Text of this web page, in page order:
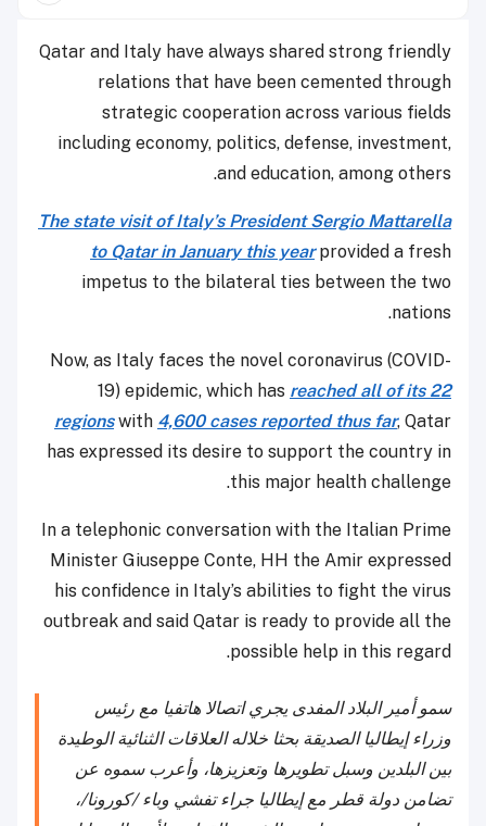
Qatar and Italy have always shared strong friendly
relations that have been cemented through
strategic cooperation across various fields
including economy, politics, defense, investment,
and education, among others.
The state visit of Italy’s President Sergio Mattarella
to Qatar in January this yearprovided a fresh
impetus to the bilateral ties between the two
nations.
Now, as Italy faces the novel coronavirus (COVID-
19) epidemic, which has reached all of its 22
regionswith 4,600 cases reported thus far, Qatar
has expressed its desire to support the country in
this major health challenge.
In a telephonic conversation with the Italian Prime
Minister Giuseppe Conte, HH the Amir expressed
his confidence in Italy’s abilities to fight the virus
outbreak and said Qatar is ready to provide all the
possible help in this regard.
سمو أمير البلاد المفدى يجري اتصالا هاتفيا مع رئيس
وزراء إيطاليا الصديقة بحثا خلاله العلاقات الثنائية الوطيدة
بين البلدين وسبل تطويرها وتعزيزها، وأعرب سموه عن
تضامن دولة قطر مع إيطاليا جراء تفشي وباء /كورونا/،